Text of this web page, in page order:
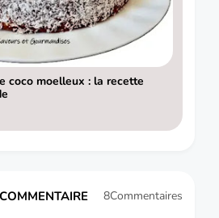
coco moelleux : la recette
8Commentaires